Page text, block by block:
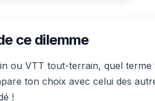
ce dilemme
ou VTT tout-terrain, quel
ton choix avec celui des
!